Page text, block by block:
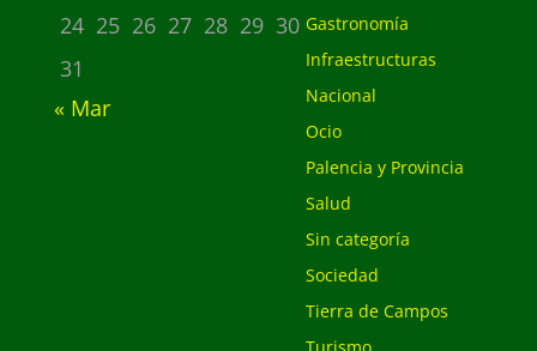
24 25 26 27 28 29 30
31
« Mar
Gastronomía
Infraestructuras
Nacional
Ocio
Palencia y Provincia
Salud
Sin categoría
Sociedad
Tierra de Campos